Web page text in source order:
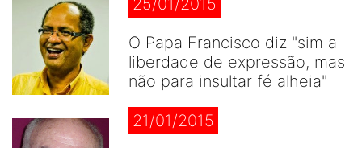
25/01/2015
O Papa Francisco diz "sim a
liberdade de expressão, mas
não para insultar fé alheia"
21/01/2015